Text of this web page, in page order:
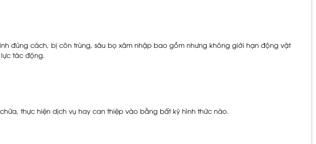
đúng cách, bị côn trùng, sâu bọ xâm nhập bao gồm nhưng không giới hạn động vật
tác động.
thực hiện dịch vụ hay can thiệp vào bằng bất kỳ hình thức nào.